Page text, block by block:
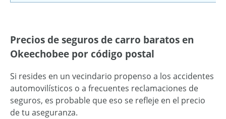
Precios de seguros de carro baratos en
Okeechobee por código postal
Si resides en un vecindario propenso a los accidentes
automovilísticos o a frecuentes reclamaciones de
seguros, es probable que eso se refleje en el precio
de tu aseguranza.